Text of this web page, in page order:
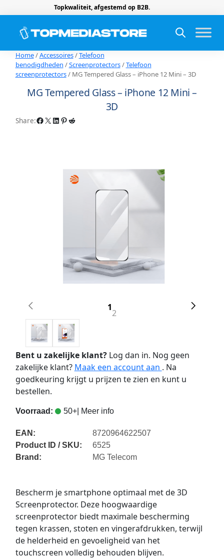
Topkwaliteit, afgestemd op B2B.
Home/Accessoires/Telefoon
benodigdheden /Screenprotectors/Telefoon
screenprotectors/ MG Tempered Glass – iPhone 12 Mini – 3D
MG Tempered Glass – iPhone 12 Mini –
3D
Share:Facebook X LinkedIn Pinterest Reddit
1
2
Bent u zakelijke klant?Log dan in. Nog geen
zakelijke klant? Maak een account aan . Na
goedkeuring krijgt u prijzen te zien en kunt u
bestellen.
Voorraad: 50+| Meer info
EAN:
8720964622507
Product ID / SKU:
6525
Brand:
MG Telecom
Bescherm je smartphone optimaal met de 3D
Screenprotector. Deze hoogwaardige
screenprotector biedt maximale bescherming
tegen krassen, stoten en vingerafdrukken, terwijl
de helderheid en gevoeligheid van het
touchscreen volledig behouden blijven.